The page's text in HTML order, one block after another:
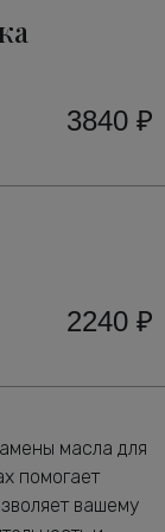
3840 ₽
2240 ₽
масла для
помогает
вашему